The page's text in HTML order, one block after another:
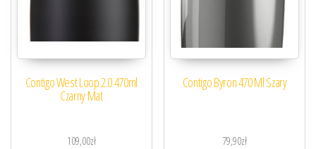
Contigo West Loop 2.0 470ml
Czarny Mat
109,00zł
Contigo Byron 470 Ml Szary
79,90zł